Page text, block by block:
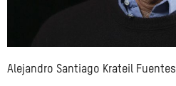
Alejandro Santiago Krateil Fuentes